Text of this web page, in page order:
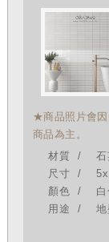
★商品照片會因
商品為主。
材質
石
尺寸
顏色
用途
地